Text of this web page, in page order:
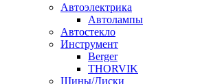
Автоэлектрика
Автолампы
Автостекло
Инструмент
Berger
THORVIK
Шины/Диски